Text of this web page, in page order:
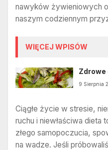
nawyków żywieniowych
naszym codziennym
WIĘCEJ WPISÓW
Zdrowe
9 Sierpnia
Ciągłe życie w stresie,
ruchu i niewłaściwa dieta
złego samopoczucia,
na wadze. Jeśli